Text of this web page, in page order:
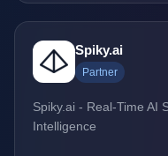
Spiky.ai
Partner
Spiky.ai - Real-Time AI
Intelligence